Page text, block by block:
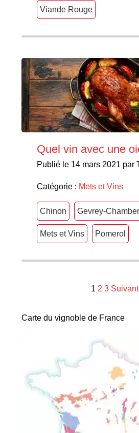
Viande Rouge
Quel vin avec une
Publié le 14 mars 2021 par
Catégorie : Mets et Vins
Chinon Gevrey-
Mets et Vins Pomerol
des
1 2 3 Suivant
Carte du vignoble de France